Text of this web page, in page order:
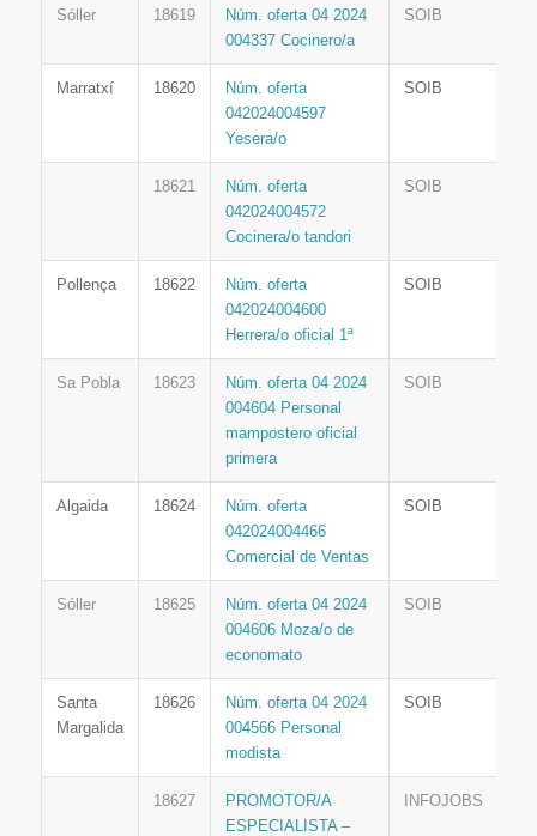
Sóller 18619
Núm. oferta 04 2024
004337 Cocinero/a
SOIB
Marratxí 18620
Núm. oferta
042024004597
Yesera/o
SOIB
18621
Núm. oferta
042024004572
Cocinera/o tandori
SOIB
Pollença 18622
Núm. oferta
042024004600
Herrera/o oficial 1ª
SOIB
Sa Pobla 18623
Núm. oferta 04 2024
004604 Personal
mampostero oficial
primera
SOIB
Algaida 18624
Núm. oferta
042024004466
Comercial de Ventas
SOIB
Sóller 18625
Núm. oferta 04 2024
004606 Moza/o de
economato
SOIB
Santa
Margalida
18626
Núm. oferta 04 2024
004566 Personal
modista
SOIB
18627
PROMOTOR/A
ESPECIALISTA –
INFOJOBS